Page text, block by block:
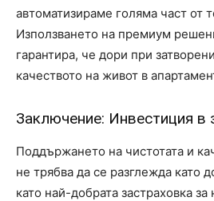
автоматизираме голяма част от
Използването на премиум
гарантира, че дори при
качеството на живот в
Заключение: Инвестиция в
Поддържането на чистотата и
не трябва да се разглежда като
като най-добрата застраховка